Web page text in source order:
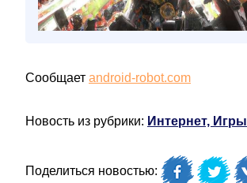
Сообщает android-robot.com
Новость из рубрики: Интернет, Игры
Поделиться новостью: